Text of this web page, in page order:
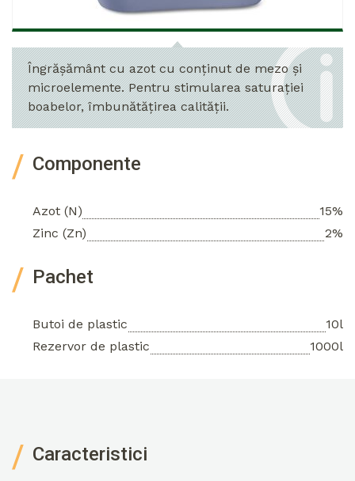
Îngrășământ cu azot cu conținut de mezo și
microelemente. Pentru stimularea saturației
boabelor, îmbunătățirea calității.
Componente
Azot (N)
15%
Zinc (Zn)
2%
Pachet
Butoi de plastic
10l
Rezervor de plastic
1000l
Caracteristici